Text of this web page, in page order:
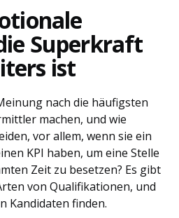
Superkraft
ist
nach die häufigsten
machen, und wie
vor allem, wenn sie ein
KPI haben, um eine Stelle
Zeit zu besetzen? Es gibt
von Qualifikationen, und
Kandidaten finden.